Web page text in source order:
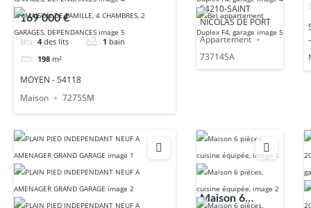
CHAMBRES, 2 GARAGES,
169 000 €
4 des lits 1 bain
198 m²
MOYEN - 54118
Maison
7275SM
54210-SAINT
NICOLAS DE PORT
Appartement
73714SA
Maison 6